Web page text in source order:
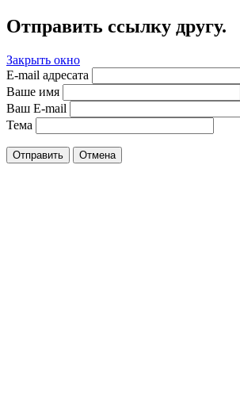
Отправить ссылку другу.
Закрыть окно
E-mail адресата
Ваше имя
Ваш E-mail
Тема
Отправить Отмена